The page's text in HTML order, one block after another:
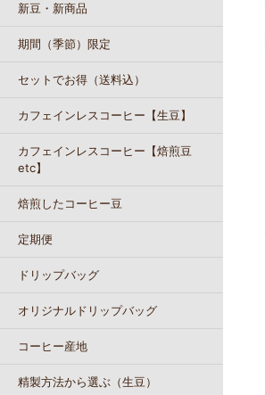
新豆・新商品
期間（季節）限定
セットでお得（送料込）
カフェインレスコーヒー【生豆】
カフェインレスコーヒー【焙煎豆
etc】
焙煎したコーヒー豆
定期便
ドリップバッグ
オリジナルドリップバッグ
コーヒー産地
精製方法から選ぶ（生豆）